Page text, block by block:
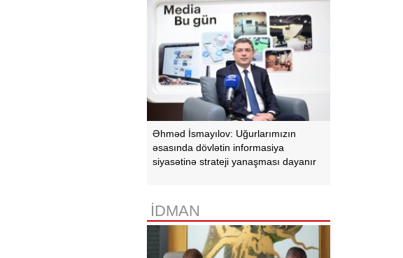
Əhməd İsmayılov: Uğurlarımızın
əsasında dövlətin informasiya
siyasətinə strateji yanaşması dayanır
İDMAN